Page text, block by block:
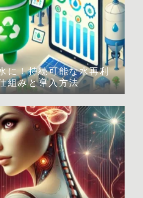
に！持続可能な水再利
組みと導入方法